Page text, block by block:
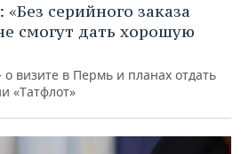
серийного заказа
смогут дать хорошую
визите в Пермь и планах отдать
«Татфлот»